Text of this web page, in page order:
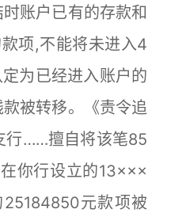
账户已有的存款和
项,不能将未进入4
为已经进入账户的
被转移。《责令追
行……擅自将该笔85
你行设立的13×××
元款项被